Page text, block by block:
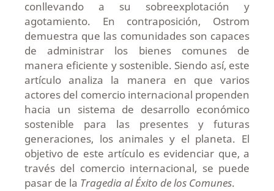
conllevando a su sobreexplotación y
agotamiento. En contraposición, Ostrom
demuestra que las comunidades son capaces
de administrar los bienes comunes de
manera eficiente y sostenible. Siendo así, este
artículo analiza la manera en que varios
actores del comercio internacional propenden
hacia un sistema de desarrollo económico
sostenible para las presentes y futuras
generaciones, los animales y el planeta. El
objetivo de este artículo es evidenciar que, a
través del comercio internacional, se puede
pasar de la Tragedia al Éxito de los Comunes.